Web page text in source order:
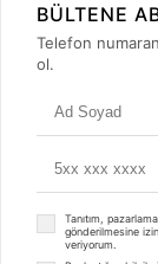
BÜLTENE
Telefon
ol.
Tanıtım,
gönderilmesine
veriyorum.